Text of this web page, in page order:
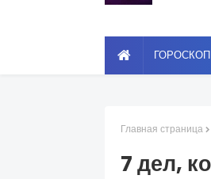
ГОРОСКОП
Главная страница
7 дел,